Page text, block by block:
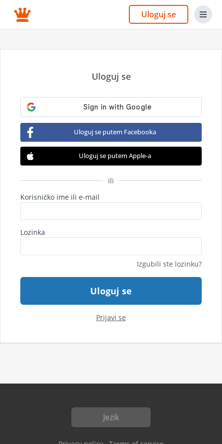
Uloguj se
Uloguj se
Uloguj se putem Facebooka
Uloguj se putem Apple-a
ili
Korisničko ime ili e-mail
Lozinka
Izgubili ste lozinku?
Uloguj se
Prijavi se
Jezik